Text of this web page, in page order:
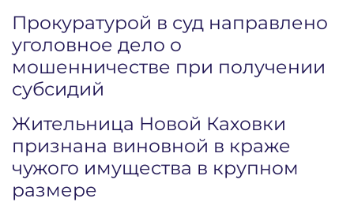
Прокуратурой в суд направлено
уголовное дело о
мошенничестве при получении
субсидий
Жительница Новой Каховки
признана виновной в краже
чужого имущества в крупном
размере